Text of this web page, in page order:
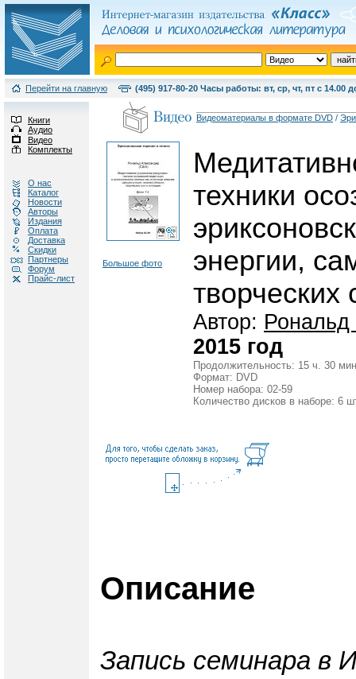
Перейти на главную (495) 917-80-20 Часы работы: вт, ср, чт, пт с 14.00
Книги
Аудио
Видео
Комплекты
О нас
Каталог
Новости
Авторы
Издания
Оплата
Доставка
Скидки
Партнеры
Форум
Прайс-лист
Видеоматериалы в формате DVD /
Большое фото
техники
энергии,
творческих
Автор: Рональд
2015 год
Продолжительность: 15 ч. 30
Формат: DVD
Номер набора: 02-59
Количество дисков в наборе: 6
Описание
Запись семинара в